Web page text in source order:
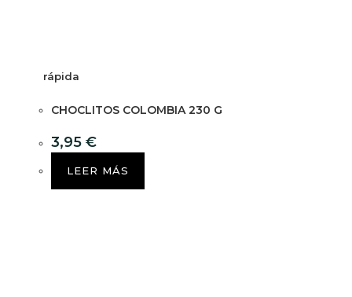
rápida
CHOCLITOS COLOMBIA 230 G
3,95 €
LEER MÁS